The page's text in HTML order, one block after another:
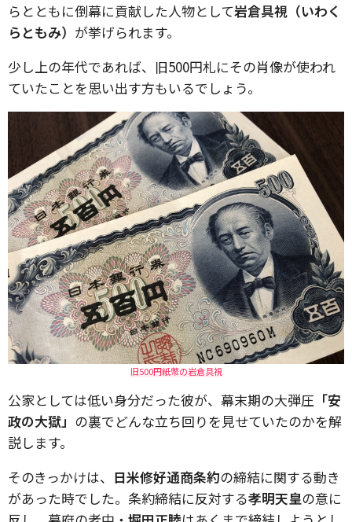
らとともに倒幕に貢献した人物として岩倉具視（いわく
らともみ） が挙げられます。
少し上の年代であれば、旧500円札にその肖像が使われ
ていたことを思い出す方もいるでしょう。
旧500円紙幣の岩倉具視
公家としては低い身分だった彼が、幕末期の大弾圧 「安
政の大獄」 の裏でどんな立ち回りを見せていたのかを解
説します。
そのきっかけは、 日米修好通商条約の締結に関する動き
があった時でした。条約締結に反対する孝明天皇の意に